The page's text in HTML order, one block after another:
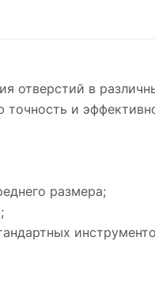
упрощает
инструмента,
делает его
Кратон
собой надежное
отверстий в
точность и
размера;